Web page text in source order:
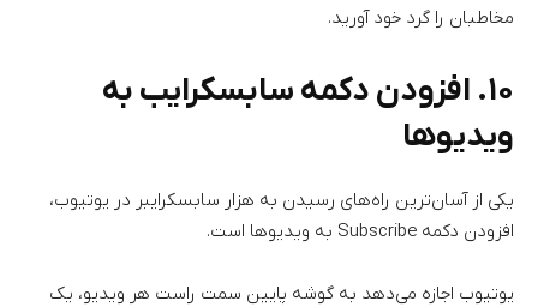
مخاطبان را گرد خود آورید.
۱۰. افزودن دکمه سابسکرایب به
ویدیوها
یکی از آسان‌ترین راه‌های رسیدن به هزار سابسکرایبر در یوتیوب،
افزودن دکمه Subscribe به ویدیوها است.
یوتیوب اجازه می‌دهد به گوشه پایین سمت راست هر ویدیو، یک